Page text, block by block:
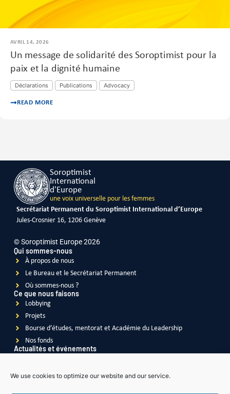
We use cookies to optimize our website and our service.
AVRIL 14, 2026
Un message de solidarité des Soroptimist pour la
paix et la dignité humaine
Déclarations Publications Advocacy
READ MORE
Soroptimist
International
d'Europe
une voix universelle pour les femmes
Secrétariat Permanent du Soroptimist International d’Europe
Jules-Crosnier 16, 1206 Genève
© Soroptimist Europe 2026
Qui sommes-nous
À propos de nous
Le Bureau et le Secrétariat Permanent
Où sommes-nous ?
Ce que nous faisons
Lobbying
Projets
Bourse d’études, mentorat et Académie du Leadership
Nos fonds
Actualités et événements